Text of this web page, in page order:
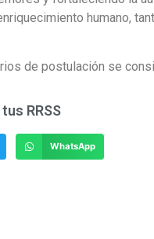
humano,
de postulación se
RRSS
WhatsApp